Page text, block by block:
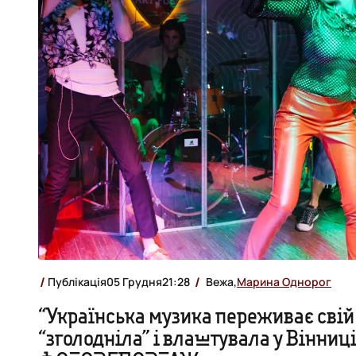
Публікація05 Грудня21:28 Вежа,Марина Однорог
“Українська музика переживає
“зголодніла” і влаштувала у